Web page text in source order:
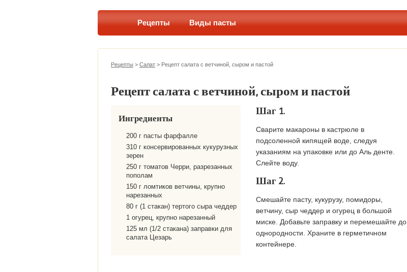
Рецепты Виды пасты
Рецепты > Салат > Рецепт салата с ветчиной, сыром и пастой
Рецепт салата с ветчиной, сыром и пастой
Ингредиенты
200 г пасты фарфалле
310 г консервированных кукурузных
зерен
250 г томатов Черри, разрезанных
пополам
150 г ломтиков ветчины, крупно
нарезанных
80 г (1 стакан) тертого сыра чеддер
1 огурец, крупно нарезанный
125 мл (1/2 стакана) заправки для
салата Цезарь
Шаг 1.
Сварите макароны в кастрюле в
подсоленной кипящей воде, следуя
указаниям на упаковке или до Аль денте.
Слейте воду.
Шаг 2.
Смешайте пасту, кукурузу, помидоры,
ветчину, сыр чеддер и огурец в большой
миске. Добавьте заправку и перемешайте до
однородности. Храните в герметичном
контейнере.